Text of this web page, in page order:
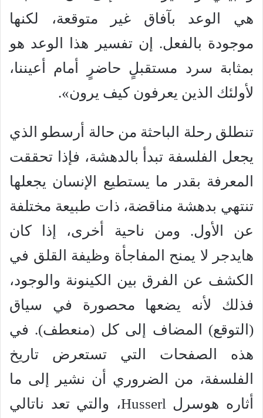
هي الوعد بآفاق غير متوقعة، لكنها
موجودة بالفعل. إن تفسير هذا الوعد هو
بمثابة سرد مستقبلٍ حاضرٍ أمام أعيننا،
لأولئك الذين يعرفون كيف يرون».
تنطلق رحلة الباحثة من حالة أرسطو الذي
يجعل الفلسفة تبدأ بالدهشة، فإذا تحققت
المعرفة بقدر ما يستطيع الإنسان يجعلها
تنتهي بدهشة مناقضة، ذات طبيعة مختلفة
عن الأول. ومن ناحية أخرى، إذا كان
هايدجر لا يمنح المفاجأة وظيفة القلق في
الكشف عن الفرق بين الكينونة والوجود،
فذلك لأنه يضعها محصورة في سياق
(التوقع) المضاف إلى كل (منعطف). في
هذه الصفحات التي تستعرض تاريخ
الفلسفة، من الضروري أن نشير إلى ما
أثاره هوسرل Husserl، والتي تعد ناتالي